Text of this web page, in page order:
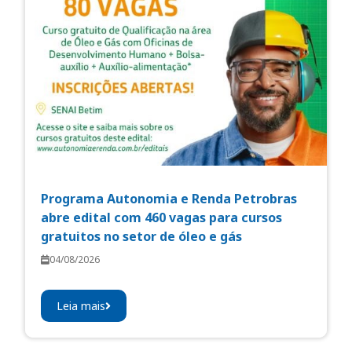
Programa Autonomia e Renda Petrobras
abre edital com 460 vagas para cursos
gratuitos no setor de óleo e gás
04/08/2026
Leia mais